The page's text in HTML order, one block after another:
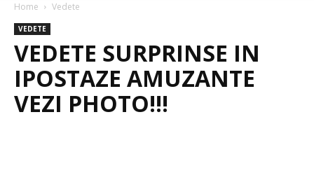
Home Vedete
VEDETE
VEDETE SURPRINSE IN
IPOSTAZE AMUZANTE
VEZI PHOTO!!!